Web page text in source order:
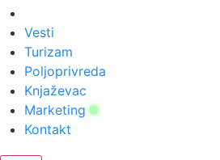
Vesti
Turizam
Poljoprivreda
Knjaževac
Marketing
Kontakt